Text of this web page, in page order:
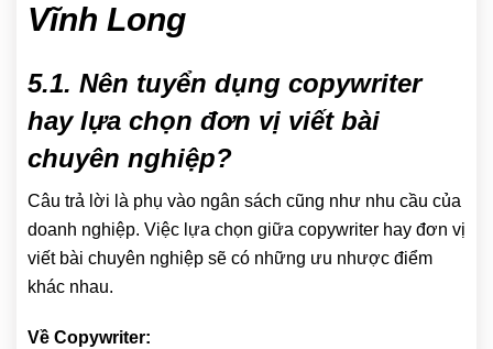
Vĩnh Long
5.1. Nên tuyển dụng copywriter
hay lựa chọn đơn vị viết bài
chuyên nghiệp?
Câu trả lời là phụ vào ngân sách cũng như nhu cầu của
doanh nghiệp. Việc lựa chọn giữa copywriter hay đơn vị
viết bài chuyên nghiệp sẽ có những ưu nhược điểm
khác nhau.
Về Copywriter: